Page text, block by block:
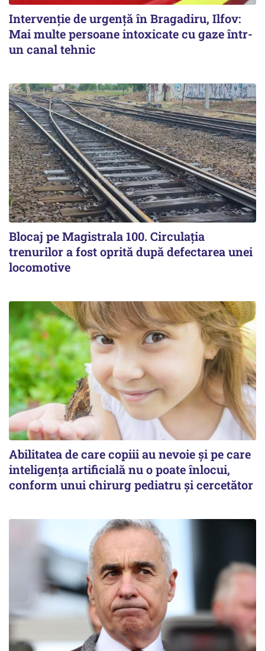
Intervenție de urgență în Bragadiru, Ilfov:
Mai multe persoane intoxicate cu gaze într-
un canal tehnic
Blocaj pe Magistrala 100. Circulația
trenurilor a fost oprită după defectarea unei
locomotive
Abilitatea de care copiii au nevoie și pe care
inteligența artificială nu o poate înlocui,
conform unui chirurg pediatru și cercetător